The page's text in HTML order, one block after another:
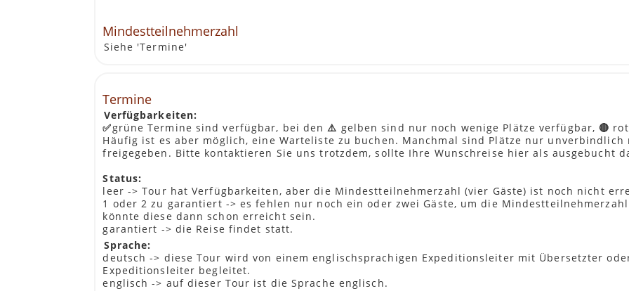
Tag 5: Hluhluwe
kann. Zurück in Südafrika machen wir uns auf den Weg zu unserer privaten Lodge im Ukuwela
einheimische Führer auf einen Spaziergang durch das Buschfeld und die Flussebene des
Wild zu finden. Nyala Antilopen, Nilpferde, sowie der geheimnisvolle Leopard sind alle in
Frühstück wird von der Lodge bereitgestellt
Mittagessen wir von der Reiseleitung mit Hilfe der Gruppe zubereitet
Abendessen wird von der Lodge als festes Menü bereitgestellt
Distanz/Zeit:
±295km, 6 Std. tatsächliche Fahrzeit, exkl. Besichtigung und Grenzformalitäten, wir halten
einen Reisetag von ±8 Std.
Tag 6: Hluhluwe
ZULULAND
Heute machen wir eine Pirschfahrt im Hluhluwe Wildreservat, einem Schutzgebiet für die
einem Besuch einer einheimischen Zulu Gemeinde.
Mindestteilnehmerzahl
Siehe 'Termine'
Termine
Verfügbarkeiten:
✅grüne Termine sind verfügbar, bei den⚠️ gelben sind nur noch wenige Plätze verfügbar,🔴
Häufig ist es aber möglich, eine Warteliste zu buchen. Manchmal sind Plätze nur
freigegeben. Bitte kontaktieren Sie uns trotzdem, sollte Ihre Wunschreise hier als ausgebucht
Status:
leer -> Tour hat Verfügbarkeiten, aber die Mindestteilnehmerzahl (vier Gäste) ist noch nicht
1 oder 2 zu garantiert -> es fehlen nur noch ein oder zwei Gäste, um die
könnte diese dann schon erreicht sein.
garantiert -> die Reise findet statt.
Sprache:
deutsch -> diese Tour wird von einem englischsprachigen Expeditionsleiter mit Übersetzter
Expeditionsleiter begleitet.
englisch -> auf dieser Tour ist die Sprache englisch.